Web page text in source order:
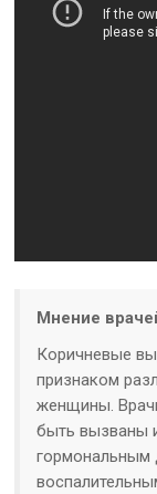
Мнение
Коричневые
признаком
женщины.
быть вызваны
гормональным